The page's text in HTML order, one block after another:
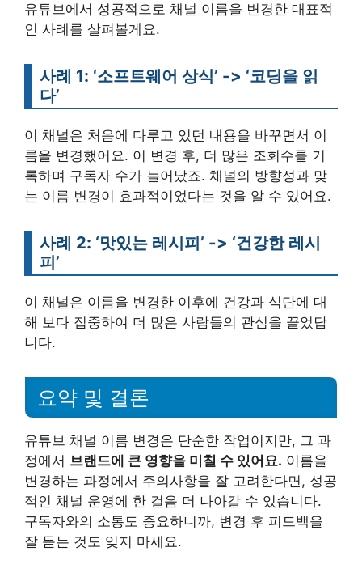
유튜브에서 성공적으로 채널 이름을 변경한 대표적
인 사례를 살펴볼게요.
사례 1: ‘소프트웨어 상식’ -> ‘코딩을 읽
다’
이 채널은 처음에 다루고 있던 내용을 바꾸면서 이
름을 변경했어요. 이 변경 후, 더 많은 조회수를 기
록하며 구독자 수가 늘어났죠. 채널의 방향성과 맞
는 이름 변경이 효과적이었다는 것을 알 수 있어요.
사례 2: ‘맛있는 레시피’ -> ‘건강한 레시
피’
이 채널은 이름을 변경한 이후에 건강과 식단에 대
해 보다 집중하여 더 많은 사람들의 관심을 끌었답
니다.
요약 및 결론
유튜브 채널 이름 변경은 단순한 작업이지만, 그 과
정에서 브랜드에 큰 영향을 미칠 수 있어요. 이름을
변경하는 과정에서 주의사항을 잘 고려한다면, 성공
적인 채널 운영에 한 걸음 더 나아갈 수 있습니다.
구독자와의 소통도 중요하니까, 변경 후 피드백을
잘 듣는 것도 잊지 마세요.